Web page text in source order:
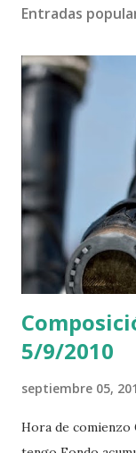
Entradas
5/9/2010
septiembre 05,
Hora de comienzo